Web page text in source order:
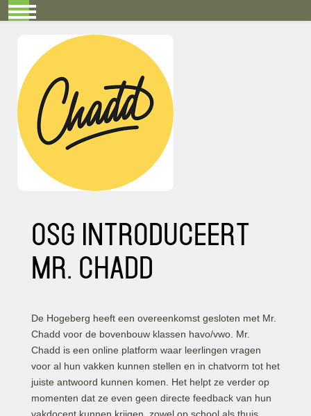
Mobile Menu Toggle
OSG introduceert
Mr. Chadd
De Hogeberg heeft een overeenkomst gesloten met Mr.
Chadd voor de bovenbouw klassen havo/vwo. Mr.
Chadd is een online platform waar leerlingen vragen
voor al hun vakken kunnen stellen en in chatvorm tot het
juiste antwoord kunnen komen. Het helpt ze verder op
momenten dat ze even geen directe feedback van hun